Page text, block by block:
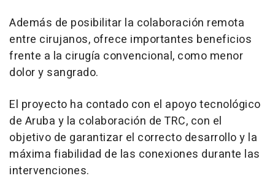
Además de posibilitar la colaboración remota
entre cirujanos, ofrece importantes beneficios
frente a la cirugía convencional, como menor
dolor y sangrado.
El proyecto ha contado con el apoyo tecnológico
de Aruba y la colaboración de TRC, con el
objetivo de garantizar el correcto desarrollo y la
máxima fiabilidad de las conexiones durante las
intervenciones.